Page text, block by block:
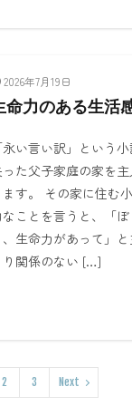
2026年7月19日
命力のある生活
い言い訳」という
た父子家庭の家を
す。 その家に住む
ことを言うと、「
生命力があって」
り関係のない […]
2 3 Next